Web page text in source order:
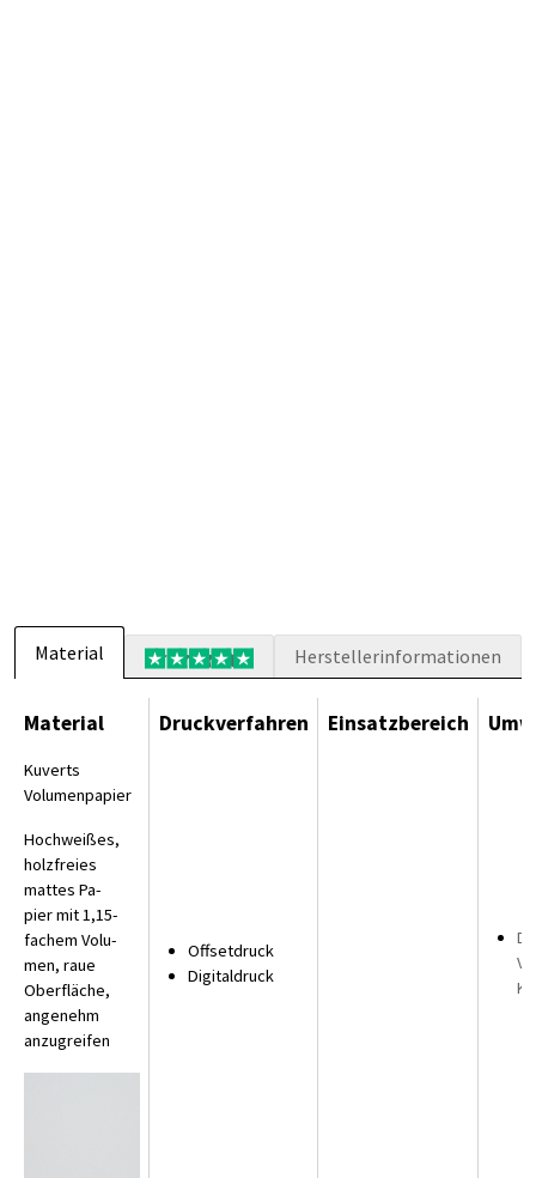
Material Herstellerinformationen
Material Druckverfahren Einsatzbereich
Kuverts
Volumenpapier
Hoch­wei­ßes,
holz­frei­es
mat­tes Pa­
pier mit 1,15-
fa­chem Vo­lu­
men, raue
Ober­flä­che,
an­ge­nehm
an­zu­grei­fen
Offsetdruck
Digitaldruck